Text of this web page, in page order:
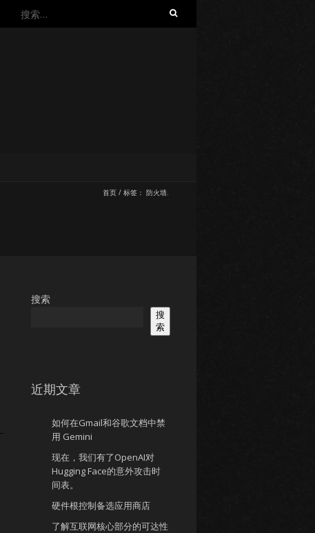
搜
首页 / 标签： 防火墙.
搜索
搜
索
近期文章
如何在Gmail和谷歌文档中禁
用 Gemini
现在，我们有了OpenAI对
Hugging Face的意外攻击时
间表。
硬件根控制备选应用商店
了解互联网核心部分的可达性